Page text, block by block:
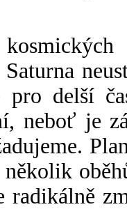
pro delší
neboť je